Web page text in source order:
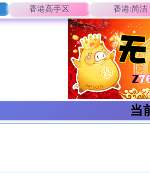
香港高手区 香港:简洁
当